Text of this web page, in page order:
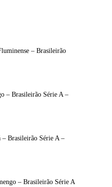
– Brasileirão
– Brasileirão Série A –
– Brasileirão Série A –
– Brasileirão Série A